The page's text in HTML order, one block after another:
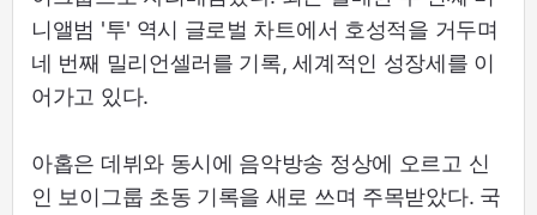
니앨범 '투' 역시 글로벌 차트에서 호성적을 거두며
네 번째 밀리언셀러를 기록, 세계적인 성장세를 이
어가고 있다.
아홉은 데뷔와 동시에 음악방송 정상에 오르고 신
인 보이그룹 초동 기록을 새로 쓰며 주목받았다. 국